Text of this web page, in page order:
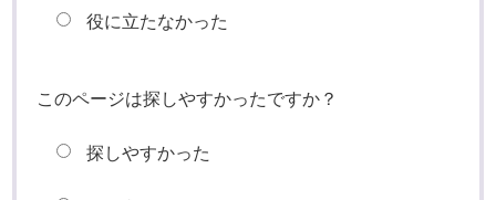
役に立たなかった
このページは探しやすかったですか？
探しやすかった